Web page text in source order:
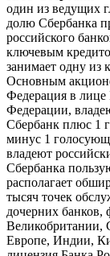
один из ведущих
долю Сбербанка
российского
ключевым
занимает одну из
Основным
Федерация в лице
Федерации,
Сбербанк плюс 1
минус 1
владеют
Сбербанка
располагает
тысяч точек
дочерних банков,
Европе, Индии,